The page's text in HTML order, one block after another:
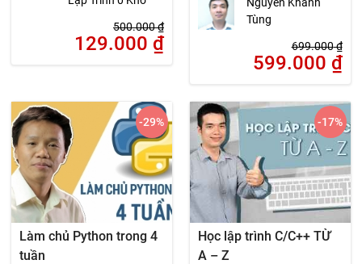
500.000₫
129.000 ₫
Nguyễn Khánh
Tùng
699.000₫
599.000 ₫
Làm chủ Python trong 4
tuần
-29%
Học lập trình C/C++ TỪ
A – Z
-17%